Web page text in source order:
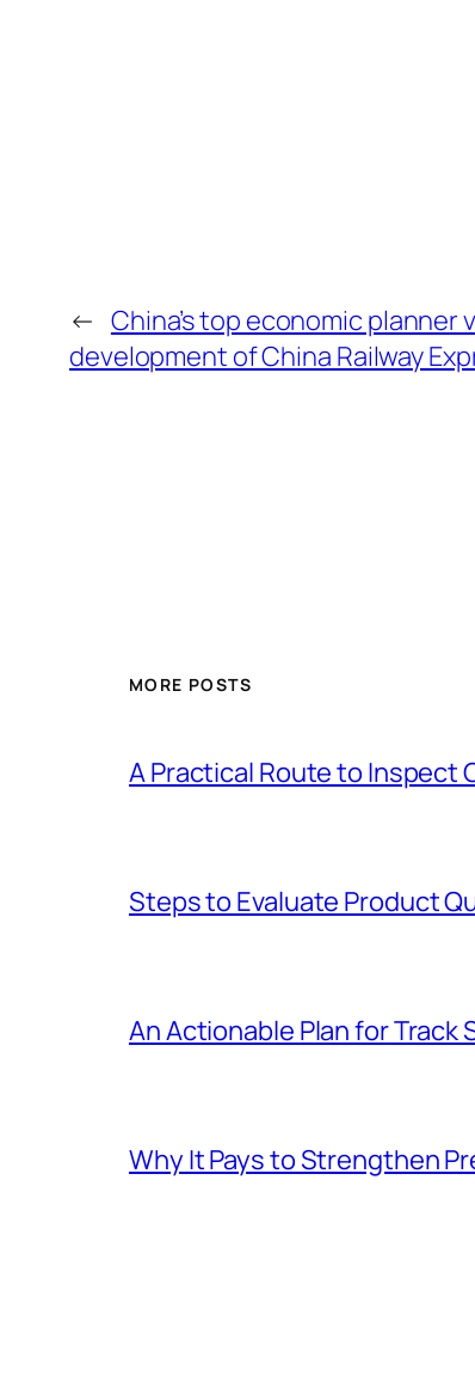
← China’s top economic
development of China Railway
MORE POSTS
A Practical Route to Inspect
Steps to Evaluate Product
An Actionable Plan for
Why It Pays to Strengthen